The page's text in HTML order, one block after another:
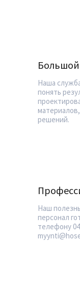
Наша
понять
решений.
Наш
персонал
телефону